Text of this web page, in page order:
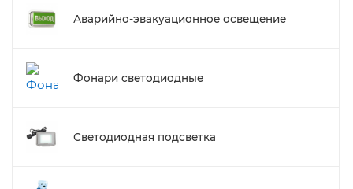
Аварийно-эвакуационное освещение
Фонари светодиодные
Светодиодная подсветка